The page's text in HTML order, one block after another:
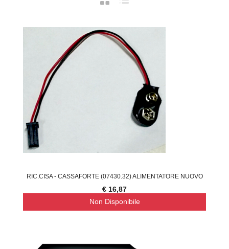
RIC.CISA - CASSAFORTE (07430.32) ALIMENTATORE NUOVO
€ 16,87
Non Disponibile